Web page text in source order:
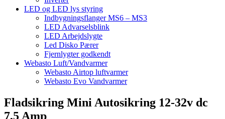
LED og LED lys styring
Indbygningsflanger MS6 – MS3
LED Advarselsblink
LED Arbejdslygte
Led Disko Pærer
Fjernlygter godkendt
Webasto Luft/Vandvarmer
Webasto Airtop luftvarmer
Webasto Evo Vandvarmer
Fladsikring Mini Autosikring 12-32v dc
7,5 Amp